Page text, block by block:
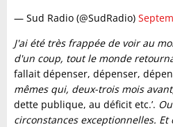
— Sud Radio (@SudRadio)
J'ai été très frappée de voir au
d'un coup, tout le monde
fallait dépenser, dépenser,
mêmes qui, deux-trois mois
dette publique, au déficit etc.’.
circonstances exceptionnelles.